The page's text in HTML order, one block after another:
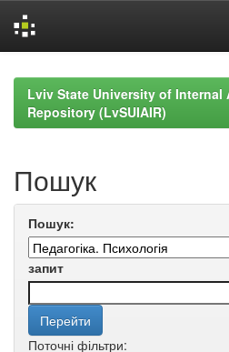
navigationLviv State University of
Repository (LvSUIAIR)
Пошук
Пошук:
запит
Поточні фільтри: